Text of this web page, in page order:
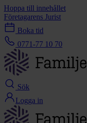
Hoppa till innehållet
Företagarens Jurist
Boka tid
0771-77 10 70
Sök
Logga in